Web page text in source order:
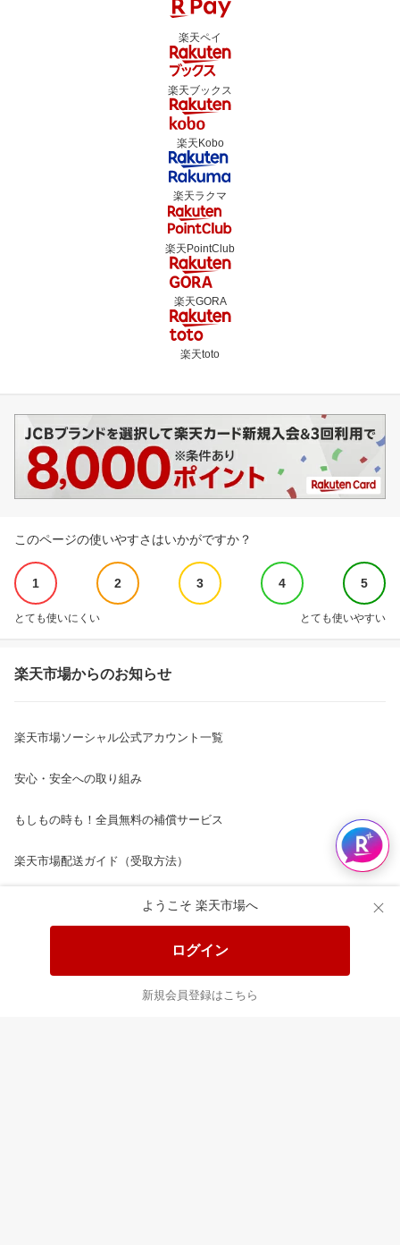
ようこそ 楽天市場へ
ログイン
新規会員登録はこちら
楽天ペイ
楽天ブックス
楽天Kobo
楽天ラクマ
楽天PointClub
楽天GORA
楽天toto
このページの使いやすさはいかがですか？
1 2 3 4 5
とても使いにくい とても使いやすい
楽天市場からのお知らせ
楽天市場ソーシャル公式アカウント一覧
安心・安全への取り組み
もしもの時も！全員無料の補償サービス
楽天市場配送ガイド（受取方法）
楽天にお店を開きませんか？
楽天ショッピングサービスご利用規約